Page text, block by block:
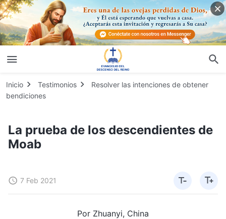
Inicio Testimonios
Resolver las intenciones de obtener
bendiciones
La prueba de los descendientes de
Moab
7 Feb 2021
Por Zhuanyi, China